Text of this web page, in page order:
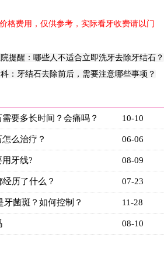
格费用，仅供参考，实际看牙收费请以门
提醒：哪些人不适合立即洗牙去除牙结石？
：牙结石去除前后，需要注意哪些事项？
10-10
要多长时间？会痛吗？
06-06
么治疗？
08-09
牙线?
07-23
历了什么？
11-28
菌斑？如何控制？
08-10